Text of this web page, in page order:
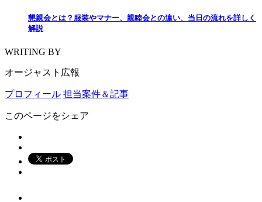
懇親会とは？服装やマナー、親睦会との違い、当日の流れを詳しく
解説
WRITING BY
オージャスト広報
プロフィール 担当案件＆記事
このページをシェア